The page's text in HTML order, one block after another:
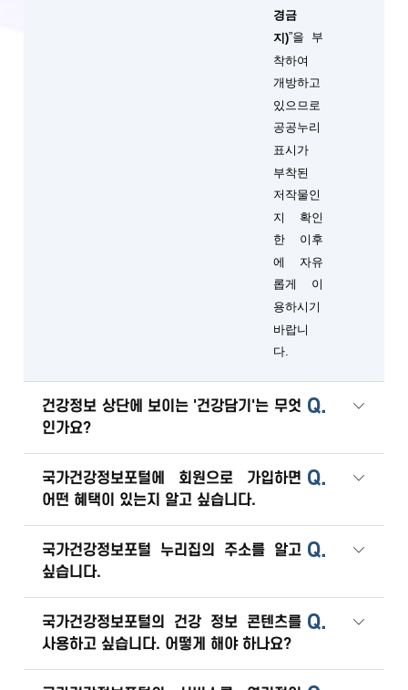
경금
지)”을 부
착하여
개방하고
있으므로
공공누리
표시가
부착된
저작물인
지 확인
한 이후
에 자유
롭게 이
용하시기
바랍니
다.
Q.
건강정보 상단에 보이는 '건강담기'는 무엇
인가요?
Q.
국가건강정보포털에 회원으로 가입하면
어떤 혜택이 있는지 알고 싶습니다.
Q.
국가건강정보포털 누리집의 주소를 알고
싶습니다.
Q.
국가건강정보포털의 건강 정보 콘텐츠를
사용하고 싶습니다. 어떻게 해야 하나요?